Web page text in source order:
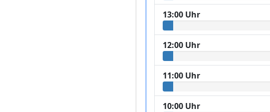
13:00 Uhr
12:00 Uhr
11:00 Uhr
10:00 Uhr